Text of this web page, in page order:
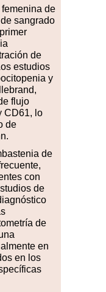
de
sangrado
de
estudios
y
flujo
CD61, lo
de
de
con
de
de
en
en los